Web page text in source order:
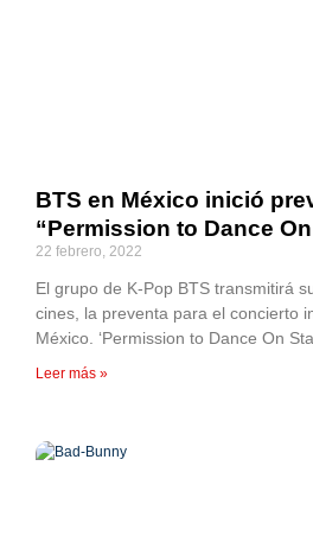
BTS en México inició
“Permission to Dance
22 febrero, 2022
El grupo de K-Pop BTS transmitirá
cines, la preventa para el concierto
México. ‘Permission to Dance On
Leer más »